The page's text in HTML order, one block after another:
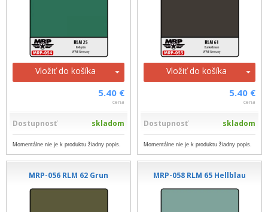
Vložiť do košíka
5.40 €
cena
Dostupnosť skladom
Momentálne nie je k produktu žiadny popis.
Vložiť do košíka
5.40 €
cena
Dostupnosť skladom
Momentálne nie je k produktu žiadny popis.
MRP-056 RLM 62 Grun MRP-058 RLM 65 Hellblau